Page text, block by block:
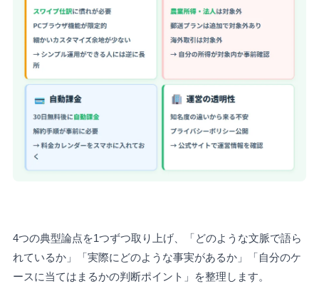
4つの典型論点を1つずつ取り上げ、「どのような文脈で語ら
れているか」「実際にどのような事実があるか」「自分のケ
ースに当てはまるかの判断ポイント」を整理します。